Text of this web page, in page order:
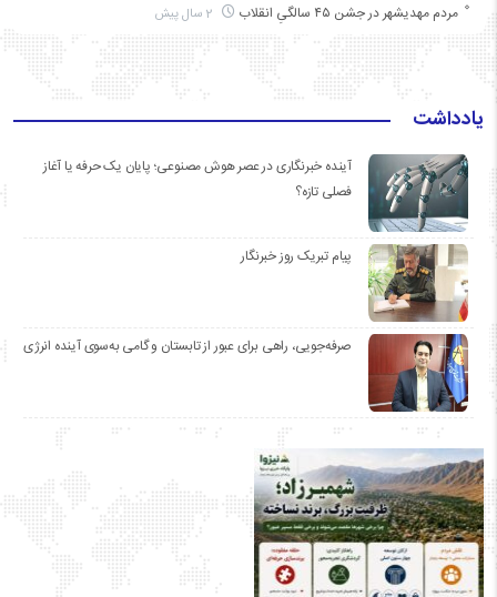
مردم مهدیشهر در جشن ۴۵ سالگیِ انقلاب
یادداشت
آینده خبرنگاری در عصر هوش مصنوعی؛ پایان یک حرفه یا آغاز
فصلی تازه؟
پیام تبریک روز خبرنگار
صرفه‌جویی، راهی برای عبور از تابستان و گامی به‌سوی آینده انرژی